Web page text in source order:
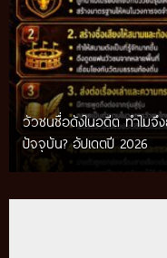
วัวชนชื่อดังในอดีต ทำไมจึ
ปัจจุบัน? อัปเดตปี 2026
กติกาวัวชนสมัยก่อน วิถี
ท้องถิ่น อัปเดตปี 2026